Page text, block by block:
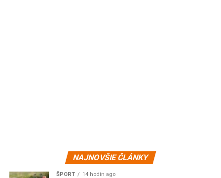
NAJNOVŠIE ČLÁNKY
ŠPORT 14 hodín ago